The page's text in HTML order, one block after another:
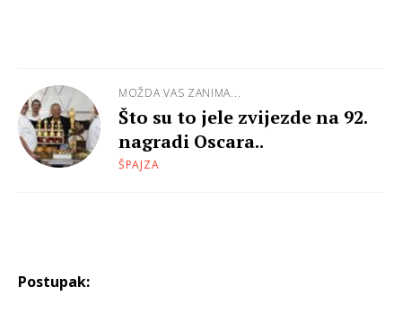
MOŽDA VAS ZANIMA...
Što su to jele zvijezde na 92.
nagradi Oscara..
ŠPAJZA
Postupak: